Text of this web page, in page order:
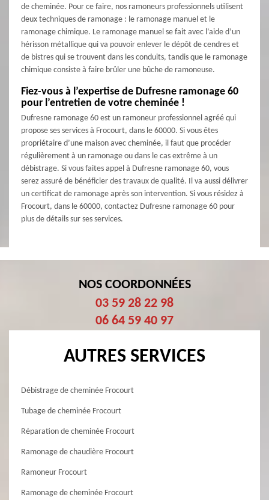
de cheminée. Pour ce faire, nos ramoneurs professionnels utilisent
deux techniques de ramonage : le ramonage manuel et le
ramonage chimique. Le ramonage manuel se fait avec l’aide d’un
hérisson métallique qui va pouvoir enlever le dépôt de cendres et
de bistres qui se trouvent dans les conduits, tandis que le ramonage
chimique consiste à faire brûler une bûche de ramoneuse.
Fiez-vous à l’expertise de Dufresne ramonage 60
pour l’entretien de votre cheminée !
Dufresne ramonage 60 est un ramoneur professionnel agréé qui
propose ses services à Frocourt, dans le 60000. Si vous êtes
propriétaire d’une maison avec cheminée, il faut que procéder
régulièrement à un ramonage ou dans le cas extrême à un
débistrage. Si vous faites appel à Dufresne ramonage 60, vous
serez assuré de bénéficier des travaux de qualité. Il va aussi délivrer
un certificat de ramonage après son intervention. Si vous résidez à
Frocourt, dans le 60000, contactez Dufresne ramonage 60 pour
plus de détails sur ses services.
NOS COORDONNÉES
03 59 28 22 98
06 64 59 40 97
AUTRES SERVICES
Débistrage de cheminée Frocourt
Tubage de cheminée Frocourt
Réparation de cheminée Frocourt
Ramonage de chaudière Frocourt
Ramoneur Frocourt
Ramonage de cheminée Frocourt